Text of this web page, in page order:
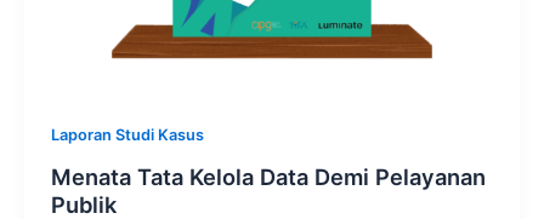
Laporan Studi Kasus
Menata Tata Kelola Data Demi Pelayanan
Publik